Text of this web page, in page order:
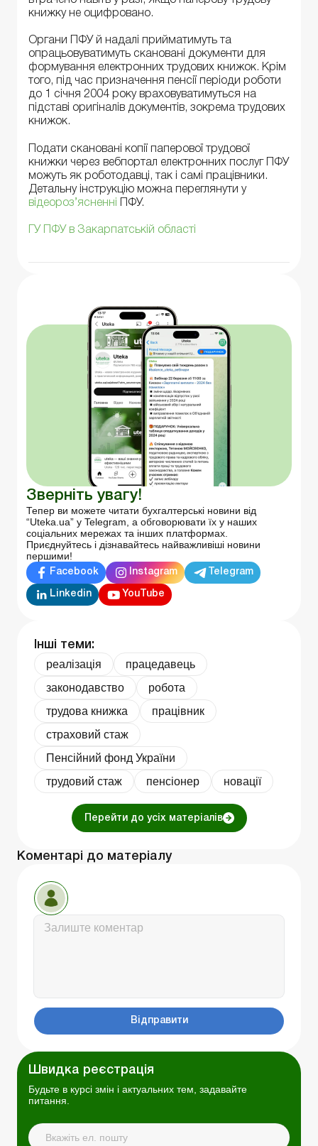
книжку не оцифровано.
Органи ПФУ й надалі прийматимуть та
опрацьовуватимуть скановані документи для
формування електронних трудових книжок. Крім
того, під час призначення пенсії періоди роботи
до 1 січня 2004 року враховуватимуться на
підставі оригіналів документів, зокрема трудових
книжок.
Подати скановані копії паперової трудової
книжки через вебпортал електронних послуг ПФУ
можуть як роботодавці, так і самі працівники.
Детальну інструкцію можна переглянути у
відеороз’ясненні ПФУ.
ГУ ПФУ в Закарпатській області
Зверніть увагу!
Тепер ви можете читати бухгалтерські новини від
“Uteka.ua” у Telegram, а обговорювати їх у наших
соціальних мережах та інших платформах.
Приєднуйтесь і дізнавайтесь найважливіші новини
першими!
Facebook Instagram Telegram
Linkedin YouTube
Інші теми:
реалізація
працедавець
законодавство
робота
трудова книжка
працівник
страховий стаж
Пенсійний фонд України
трудовий стаж
пенсіонер новації
Перейти до усіх матеріалів
Коментарі до матеріалу
Відправити
Швидка реєстрація
Будьте в курсі змін і актуальних тем, задавайте
питання.